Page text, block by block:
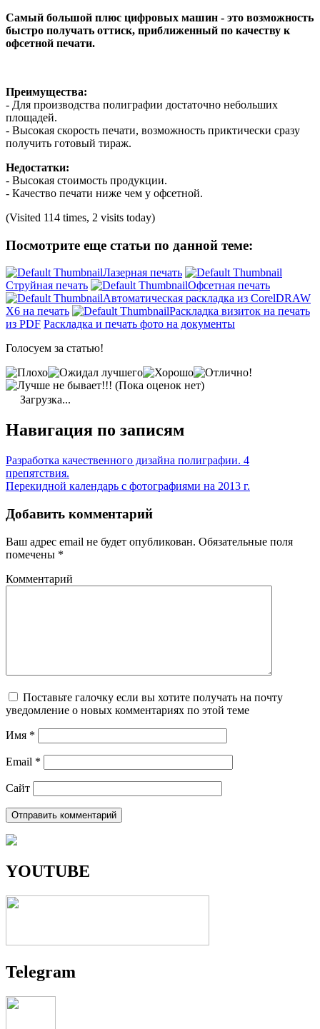
Самый большой плюс цифровых машин - это возможность
быстро получать оттиск, приближенный по качеству к
офсетной печати.
Преимущества:
- Для производства полиграфии достаточно небольших
площадей.
- Высокая скорость печати, возможность приктически сразу
получить готовый тираж.
Недостатки:
- Высокая стоимость продукции.
- Качество печати ниже чем у офсетной.
(Visited 114 times, 2 visits today)
Посмотрите еще статьи по данной теме:
Лазерная печать
Струйная печать
Офсетная печать
Автоматическая раскладка из CorelDRAW
X6 на печать
Раскладка визиток на печать
из PDF Раскладка и печать фото на документы
Голосуем за статью!
(Пока оценок нет)
Загрузка...
Навигация по записям
Разработка качественного дизайна полиграфии. 4
препятствия.
Перекидной календарь с фотографиями на 2013 г.
Добавить комментарий
Ваш адрес email не будет опубликован. Обязательные поля
помечены *
Комментарий
Поставьте галочку если вы хотите получать на почту
уведомление о новых комментариях по этой теме
Имя *
Email *
Сайт
YOUTUBE
Telegram